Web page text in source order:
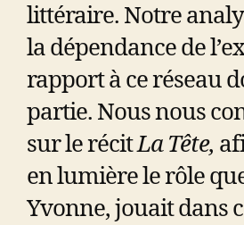
littéraire. Notre
la dépendance de
rapport à ce réseau
partie. Nous nous
sur le récitLa Tête,
en lumière le rôle
Yvonne, jouait dans